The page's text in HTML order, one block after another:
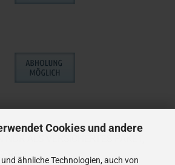
Cookies und andere
ähnliche Technologien, auch von
ALS VERSICHERTES PAKET,